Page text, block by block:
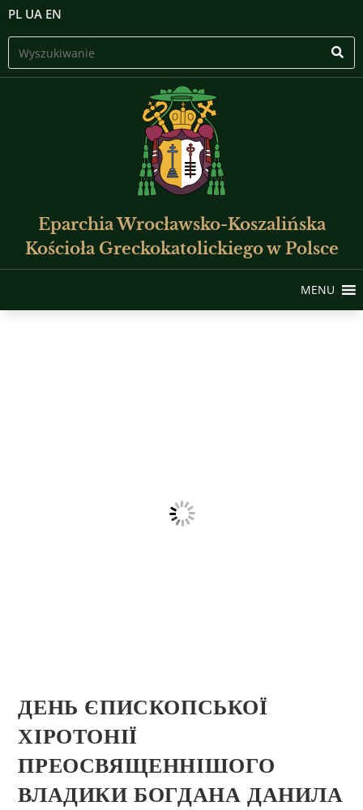
PL UA EN
Eparchia Wrocławsko-Koszalińska
Kościoła Greckokatolickiego w Polsce
MENU
ДЕНЬ ЄПИСКОПСЬКОЇ
ХІРОТОНІЇ
ПРЕОСВЯЩЕННІШОГО
ВЛАДИКИ БОГДАНА ДАНИЛА